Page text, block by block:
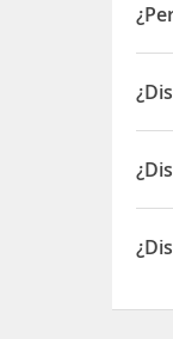
Sí,
Sí,
Sí,